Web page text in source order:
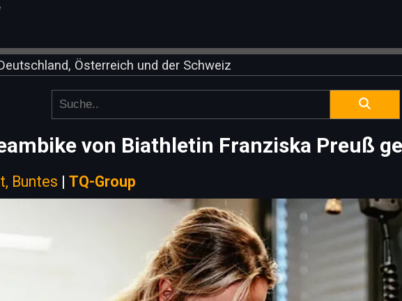
Österreich und der Schweiz
von Biathletin Franziska Preuß
Buntes | TQ-Group